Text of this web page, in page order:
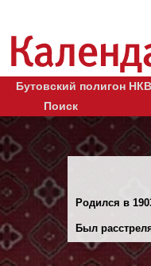
Бутовский полигон
Поиск
Родился в
Был